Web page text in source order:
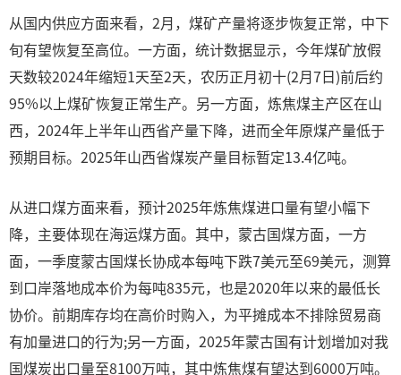
从国内供应方面来看，2月，煤矿产量将逐步恢复正常，中下
旬有望恢复至高位。一方面，统计数据显示，今年煤矿放假
天数较2024年缩短1天至2天，农历正月初十(2月7日)前后约
95%以上煤矿恢复正常生产。另一方面，炼焦煤主产区在山
西，2024年上半年山西省产量下降，进而全年原煤产量低于
预期目标。2025年山西省煤炭产量目标暂定13.4亿吨。
从进口煤方面来看，预计2025年炼焦煤进口量有望小幅下
降，主要体现在海运煤方面。其中，蒙古国煤方面，一方
面，一季度蒙古国煤长协成本每吨下跌7美元至69美元，测算
到口岸落地成本价为每吨835元，也是2020年以来的最低长
协价。前期库存均在高价时购入，为平摊成本不排除贸易商
有加量进口的行为;另一方面，2025年蒙古国有计划增加对我
国煤炭出口量至8100万吨，其中炼焦煤有望达到6000万吨。